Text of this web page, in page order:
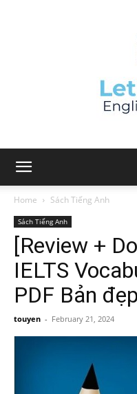
Home Sách Tiếng Anh
Sách Tiếng Anh
[Review +
IELTS
PDF Bản đẹp
touyen - February 21, 2024